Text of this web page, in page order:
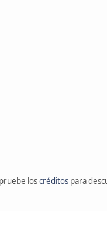
loscréditos para